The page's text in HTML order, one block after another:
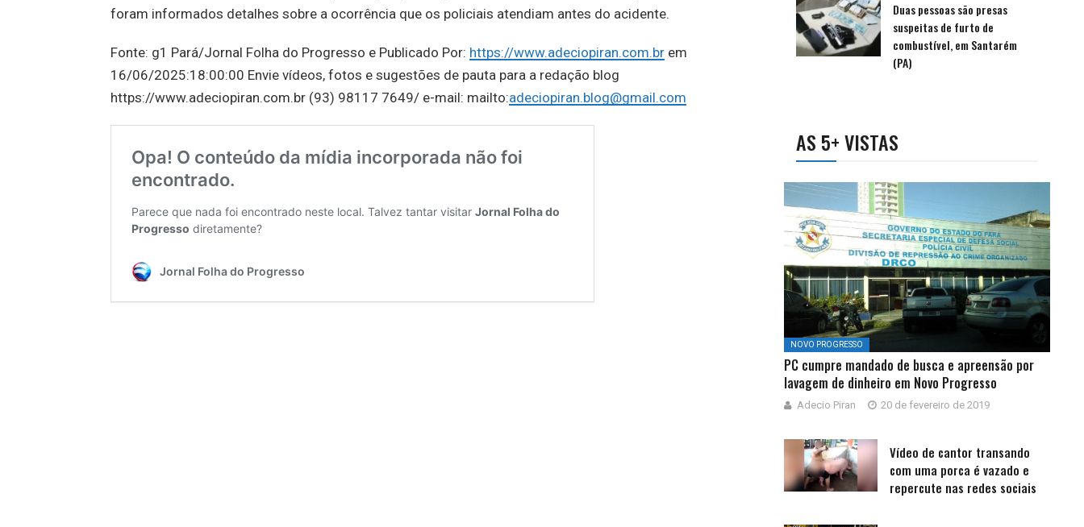
foram informados detalhes sobre a ocorrência que os policiais atendiam antes do acidente.
Fonte: g1 Pará/Jornal Folha do Progresso e Publicado Por: https://www.adeciopiran.com.br em
16/06/2025:18:00:00 Envie vídeos, fotos e sugestões de pauta para a redação blog
https://www.adeciopiran.com.br (93) 98117 7649/ e-mail: mailto:adeciopiran.blog@gmail.com
Duas pessoas são presas
suspeitas de furto de
combustível, em Santarém
(PA)
AS 5+ VISTAS
NOVO PROGRESSO
PC cumpre mandado de busca e apreensão por
lavagem de dinheiro em Novo Progresso
Adecio Piran 20 de fevereiro de 2019
Vídeo de cantor transando
com uma porca é vazado e
repercute nas redes sociais